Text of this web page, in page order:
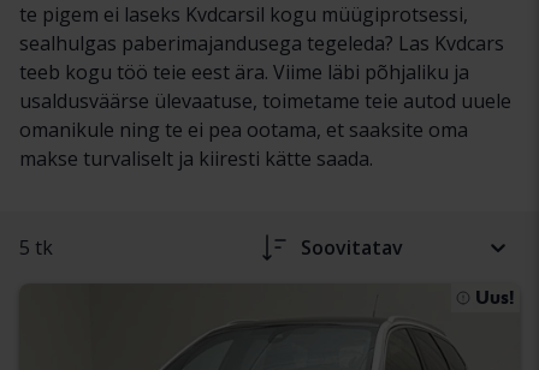
te pigem ei laseks Kvdcarsil kogu müügiprotsessi,
sealhulgas paberimajandusega tegeleda? Las Kvdcars
teeb kogu töö teie eest ära. Viime läbi põhjaliku ja
usaldusväärse ülevaatuse, toimetame teie autod uuele
omanikule ning te ei pea ootama, et saaksite oma
makse turvaliselt ja kiiresti kätte saada.
5 tk Soovitatav
Uus!